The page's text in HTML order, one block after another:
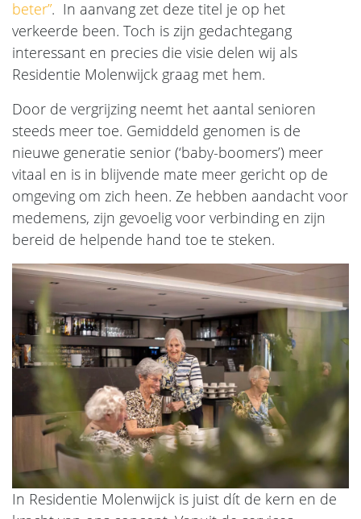
beter”. In aanvang zet deze titel je op het
verkeerde been. Toch is zijn gedachtegang
interessant en precies die visie delen wij als
Residentie Molenwijck graag met hem.
Door de vergrijzing neemt het aantal senioren
steeds meer toe. Gemiddeld genomen is de
nieuwe generatie senior (‘baby-boomers’) meer
vitaal en is in blijvende mate meer gericht op de
omgeving om zich heen. Ze hebben aandacht voor
medemens, zijn gevoelig voor verbinding en zijn
bereid de helpende hand toe te steken.
In Residentie Molenwijck is juist dít de kern en de